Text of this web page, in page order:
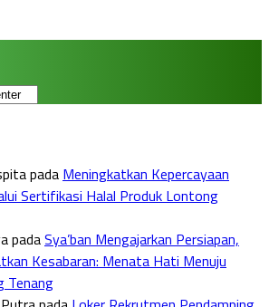
pada Meningkatkan Kepercayaan
Sertifikasi Halal Produk Lontong
padaSya’ban Mengajarkan Persiapan,
Kesabaran: Menata Hati Menuju
Tenang